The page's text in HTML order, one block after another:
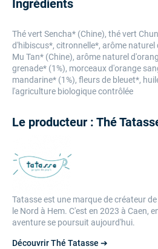
Ingrédients
Thé vert Sencha* (Chine), thé vert
d'hibiscus*, citronnelle*, arôme naturel
Mu Tan* (Chine), arôme naturel
grenade* (1%), morceaux d'orange
mandarine* (1%), fleurs de bleuet*,
l'agriculture biologique contrôlée
Le producteur : Thé
Tatasse est une marque de créateur
le Nord à Hem. C'est en 2023 à Caen,
aventure se poursuit aujourd'hui.
Découvrir Thé Tatasse ➔